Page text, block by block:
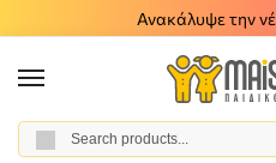
Ανακάλυψε την
Home / Baby Boy / Accessories